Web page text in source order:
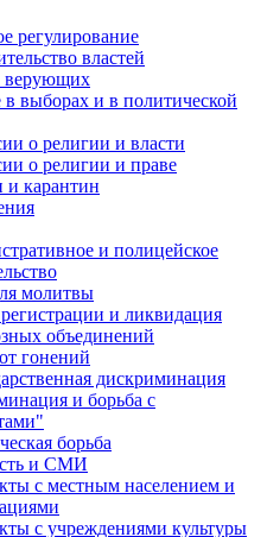
регулирование
властей
верующих
в выборах и в политической
о религии и власти
о религии и праве
и карантин
и полицейское
молитвы
и ликвидация
объединений
гонений
дискриминация
и борьба с
борьба
и СМИ
с местным населением и
с учреждениями культуры